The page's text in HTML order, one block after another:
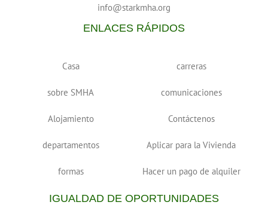
info@starkmha.org
ENLACES RÁPIDOS
Casa
sobre SMHA
Alojamiento
departamentos
formas
carreras
comunicaciones
Contáctenos
Aplicar para la Vivienda
Hacer un pago de alquiler
IGUALDAD DE OPORTUNIDADES